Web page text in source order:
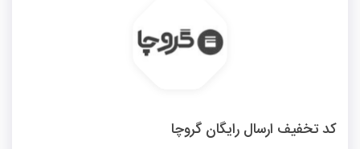
کد تخفیف ارسال رایگان گروچا